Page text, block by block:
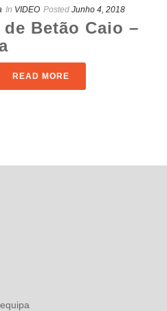
In VIDEO Posted Junho 4, 2018
Betão Caio –
READ MORE